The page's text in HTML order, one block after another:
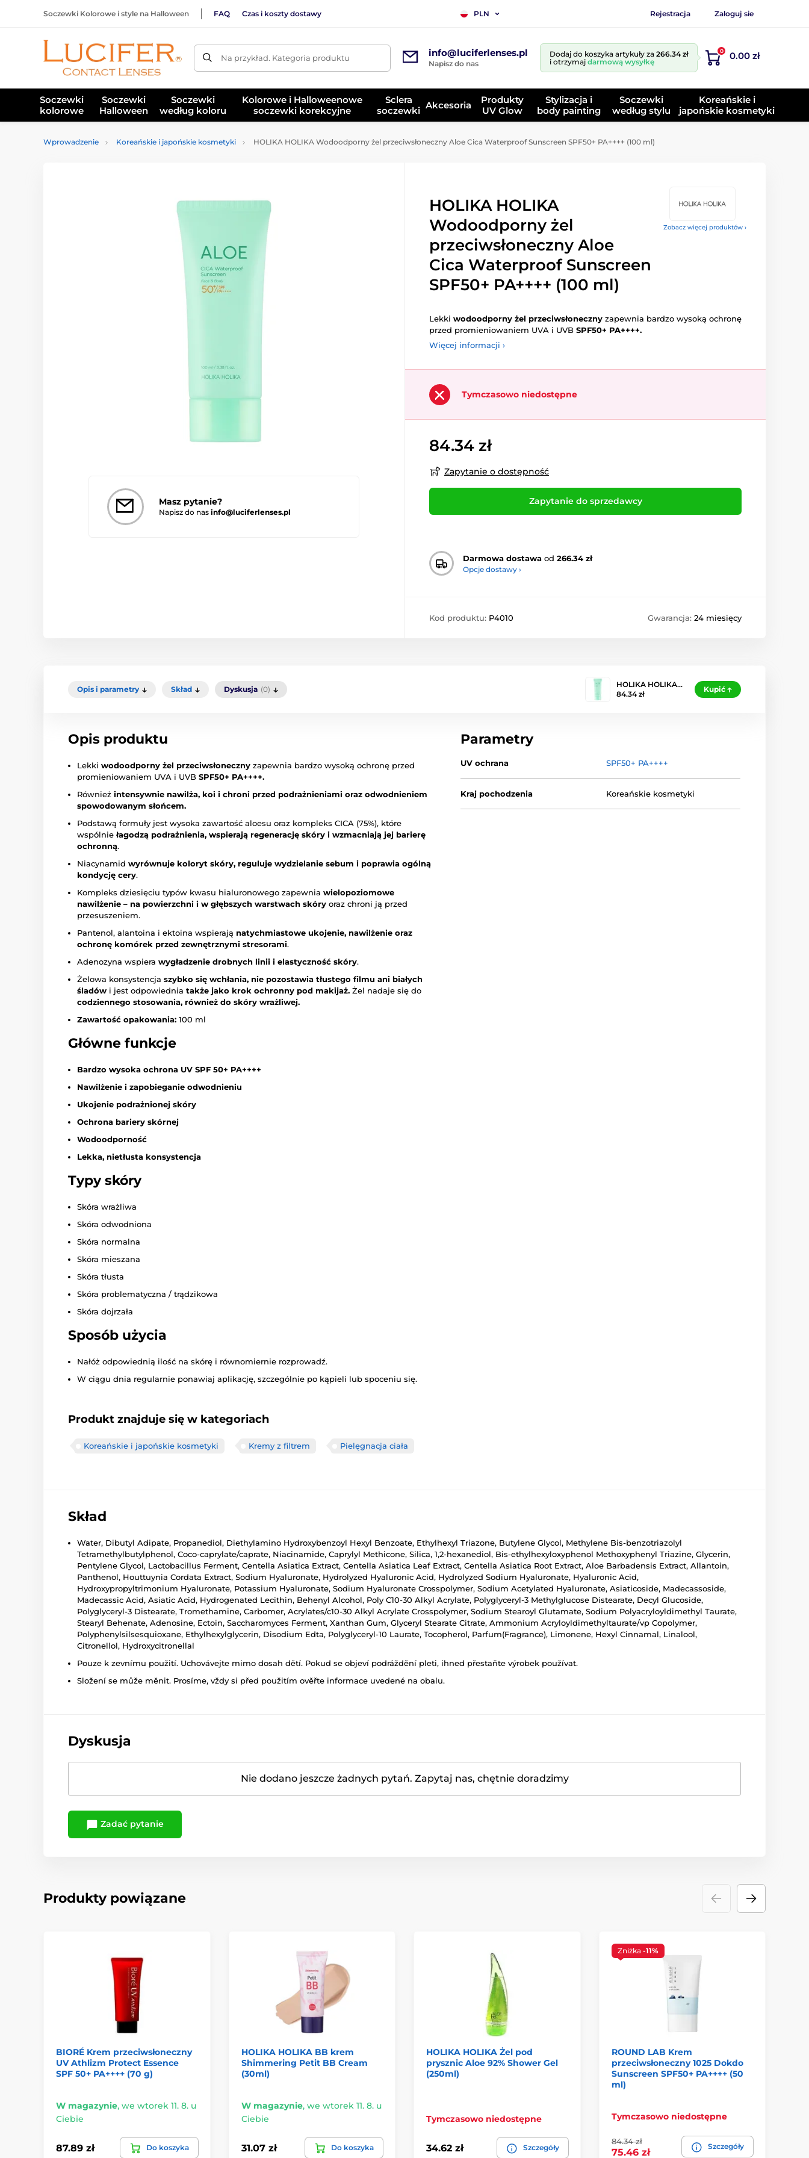
Soczewki Kolorowe i style na Halloween FAQ Czas i koszty dostawy PLN Rejestracja Zaloguj sie
Na przykład. Kategoria produktu info@luciferlenses.pl
Napisz do nas
Dodaj do koszyka artykuły za 266.34 zł
i otrzymaj darmową wysyłkę
0 0.00 zł
Soczewki
kolorowe
Soczewki
Halloween
Soczewki
według koloru
Kolorowe i Halloweenowe
soczewki korekcyjne
Sclera
soczewki Akcesoria
Produkty
UV Glow
Stylizacja i
body painting
Soczewki
według stylu
Koreańskie i
japońskie kosmetyki
Wprowadzenie Koreańskie i japońskie kosmetyki HOLIKA HOLIKA Wodoodporny żel przeciwsłoneczny Aloe Cica Waterproof Sunscreen SPF50+ PA++++ (100 ml)
Zobacz więcej produktów ›
Masz pytanie?
Napisz do nas info@luciferlenses.pl
HOLIKA HOLIKA
Wodoodporny żel
przeciwsłoneczny Aloe
Cica Waterproof Sunscreen
SPF50+ PA++++ (100 ml)
Lekki wodoodporny żel przeciwsłoneczny zapewnia bardzo wysoką ochronę
przed promieniowaniem UVA i UVB SPF50+ PA++++.
Więcej informacji ›
Tymczasowo niedostępne
84.34 zł
Zapytanie o dostępność
Zapytanie do sprzedawcy
Darmowa dostawa od 266.34 zł
Opcje dostawy ›
Kod produktu: P4010 Gwarancja: 24 miesięcy
Opis i parametry Skład Dyskusja (0)
HOLIKA HOLIKA…
84.34 zł
Kupić
Opis produktu
Lekki wodoodporny żel przeciwsłoneczny zapewnia bardzo wysoką ochronę przed
promieniowaniem UVA i UVB SPF50+ PA++++.
Również intensywnie nawilża, koi i chroni przed podrażnieniami oraz odwodnieniem
spowodowanym słońcem.
Podstawą formuły jest wysoka zawartość aloesu oraz kompleks CICA (75%), które
wspólnie łagodzą podrażnienia, wspierają regenerację skóry i wzmacniają jej barierę
ochronną.
Niacynamid wyrównuje koloryt skóry, reguluje wydzielanie sebum i poprawia ogólną
kondycję cery.
Kompleks dziesięciu typów kwasu hialuronowego zapewnia wielopoziomowe
nawilżenie – na powierzchni i w głębszych warstwach skóry oraz chroni ją przed
przesuszeniem.
Pantenol, alantoina i ektoina wspierają natychmiastowe ukojenie, nawilżenie oraz
ochronę komórek przed zewnętrznymi stresorami.
Adenozyna wspiera wygładzenie drobnych linii i elastyczność skóry.
Żelowa konsystencja szybko się wchłania, nie pozostawia tłustego filmu ani białych
śladów i jest odpowiednia także jako krok ochronny pod makijaż. Żel nadaje się do
codziennego stosowania, również do skóry wrażliwej.
Zawartość opakowania: 100 ml
Główne funkcje
Bardzo wysoka ochrona UV SPF 50+ PA++++
Nawilżenie i zapobieganie odwodnieniu
Ukojenie podrażnionej skóry
Ochrona bariery skórnej
Wodoodporność
Lekka, nietłusta konsystencja
Typy skóry
Skóra wrażliwa
Skóra odwodniona
Skóra normalna
Skóra mieszana
Skóra tłusta
Skóra problematyczna / trądzikowa
Skóra dojrzała
Sposób użycia
Nałóż odpowiednią ilość na skórę i równomiernie rozprowadź.
W ciągu dnia regularnie ponawiaj aplikację, szczególnie po kąpieli lub spoceniu się.
Produkt znajduje się w kategoriach
Koreańskie i japońskie kosmetyki Kremy z filtrem Pielęgnacja ciała
Parametry
UV ochrana SPF50+ PA++++
Kraj pochodzenia Koreańskie kosmetyki
Skład
Water, Dibutyl Adipate, Propanediol, Diethylamino Hydroxybenzoyl Hexyl Benzoate, Ethylhexyl Triazone, Butylene Glycol, Methylene Bis-benzotriazolyl
Tetramethylbutylphenol, Coco-caprylate/caprate, Niacinamide, Caprylyl Methicone, Silica, 1,2-hexanediol, Bis-ethylhexyloxyphenol Methoxyphenyl Triazine, Glycerin,
Pentylene Glycol, Lactobacillus Ferment, Centella Asiatica Extract, Centella Asiatica Leaf Extract, Centella Asiatica Root Extract, Aloe Barbadensis Extract, Allantoin,
Panthenol, Houttuynia Cordata Extract, Sodium Hyaluronate, Hydrolyzed Hyaluronic Acid, Hydrolyzed Sodium Hyaluronate, Hyaluronic Acid,
Hydroxypropyltrimonium Hyaluronate, Potassium Hyaluronate, Sodium Hyaluronate Crosspolymer, Sodium Acetylated Hyaluronate, Asiaticoside, Madecassoside,
Madecassic Acid, Asiatic Acid, Hydrogenated Lecithin, Behenyl Alcohol, Poly C10-30 Alkyl Acrylate, Polyglyceryl-3 Methylglucose Distearate, Decyl Glucoside,
Polyglyceryl-3 Distearate, Tromethamine, Carbomer, Acrylates/c10-30 Alkyl Acrylate Crosspolymer, Sodium Stearoyl Glutamate, Sodium Polyacryloyldimethyl Taurate,
Stearyl Behenate, Adenosine, Ectoin, Saccharomyces Ferment, Xanthan Gum, Glyceryl Stearate Citrate, Ammonium Acryloyldimethyltaurate/vp Copolymer,
Polyphenylsilsesquioxane, Ethylhexylglycerin, Disodium Edta, Polyglyceryl-10 Laurate, Tocopherol, Parfum(Fragrance), Limonene, Hexyl Cinnamal, Linalool,
Citronellol, Hydroxycitronellal
Pouze k zevnímu použití. Uchovávejte mimo dosah dětí. Pokud se objeví podráždění pleti, ihned přestaňte výrobek používat.
Složení se může měnit. Prosíme, vždy si před použitím ověřte informace uvedené na obalu.
Dyskusja
Nie dodano jeszcze żadnych pytań. Zapytaj nas, chętnie doradzimy
Zadać pytanie
Produkty powiązane
BIORÉ Krem przeciwsłoneczny
UV Athlizm Protect Essence
SPF 50+ PA++++ (70 g)
W magazynie, we wtorek 11. 8. u
Ciebie
87.89 zł Do koszyka
HOLIKA HOLIKA BB krem
Shimmering Petit BB Cream
(30ml)
W magazynie, we wtorek 11. 8. u
Ciebie
31.07 zł Do koszyka
HOLIKA HOLIKA Żel pod
prysznic Aloe 92% Shower Gel
(250ml)
Tymczasowo niedostępne
34.62 zł Szczegóły
Zniżka -11%
ROUND LAB Krem
przeciwsłoneczny 1025 Dokdo
Sunscreen SPF50+ PA++++ (50
ml)
Tymczasowo niedostępne
84.34 zł
75.46 zł
Szczegóły